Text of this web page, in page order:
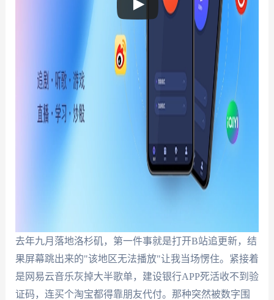
去年九月落地洛杉矶，第一件事就是打开B站追更新，结
果屏幕跳出来的"该地区无法播放"让我当场愣住。紧接着
是网易云音乐灰掉大半歌单，建设银行APP死活收不到验
证码，连买个淘宝都得靠朋友代付。那种突然被数字围